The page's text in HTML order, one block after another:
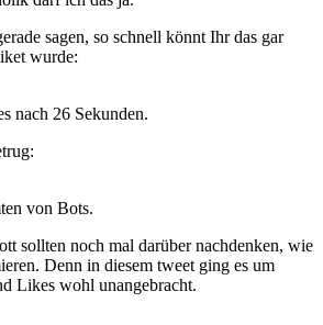
sagen, so schnell könnt Ihr das gar
wurde:
nach 26 Sekunden.
von Bots.
sollten noch mal darüber nachdenken, wie
Denn in diesem tweet ging es um
Likes wohl unangebracht.